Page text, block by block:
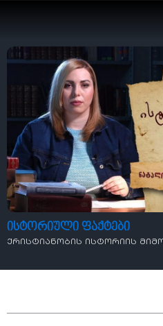
ისტორიული ფაქტები
ქრისტიანობის ისტორიის